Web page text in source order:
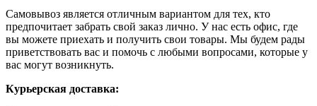
Самовывоз является отличным вариантом для тех, кто
предпочитает забрать свой заказ лично. У нас есть офис, где
вы можете приехать и получить свои товары. Мы будем рады
приветствовать вас и помочь с любыми вопросами, которые у
вас могут возникнуть.
Курьерская доставка: